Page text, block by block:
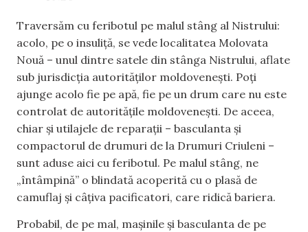
Traversăm cu feribotul pe malul stâng al Nistrului:
acolo, pe o insuliță, se vede localitatea Molovata
Nouă – unul dintre satele din stânga Nistrului, aflate
sub jurisdicția autorităților moldovenești. Poți
ajunge acolo fie pe apă, fie pe un drum care nu este
controlat de autoritățile moldovenești. De aceea,
chiar și utilajele de reparații – basculanta și
compactorul de drumuri de la Drumuri Criuleni –
sunt aduse aici cu feribotul. Pe malul stâng, ne
„întâmpină” o blindată acoperită cu o plasă de
camuflaj și câțiva pacificatori, care ridică bariera.
Probabil, de pe mal, mașinile și basculanta de pe